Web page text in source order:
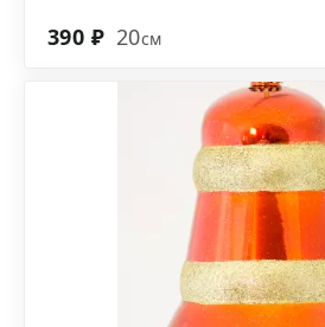
390 ₽ 20см